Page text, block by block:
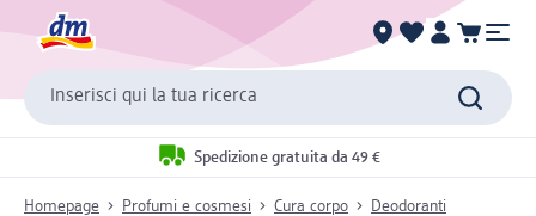
Inserisci qui la tua ricerca
Spedizione gratuita da 49 €
Homepage Profumi e cosmesi Cura corpo Deodoranti